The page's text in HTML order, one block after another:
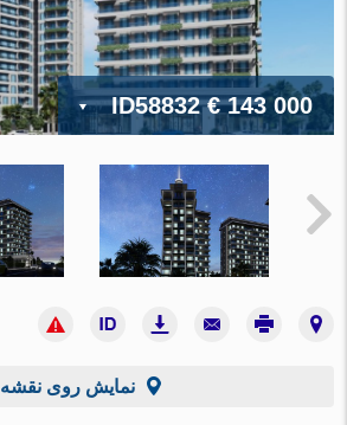
ID58832€ 143 000
نمایش روی نقشه